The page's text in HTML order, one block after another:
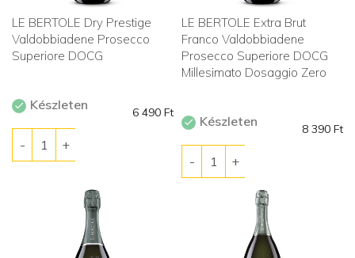
LE BERTOLE Dry Prestige
Valdobbiadene Prosecco
Superiore DOCG
Készleten 6 490 Ft
LE BERTOLE Extra Brut
Franco Valdobbiadene
Prosecco Superiore DOCG
Millesimato Dosaggio Zero
Készleten 8 390 Ft